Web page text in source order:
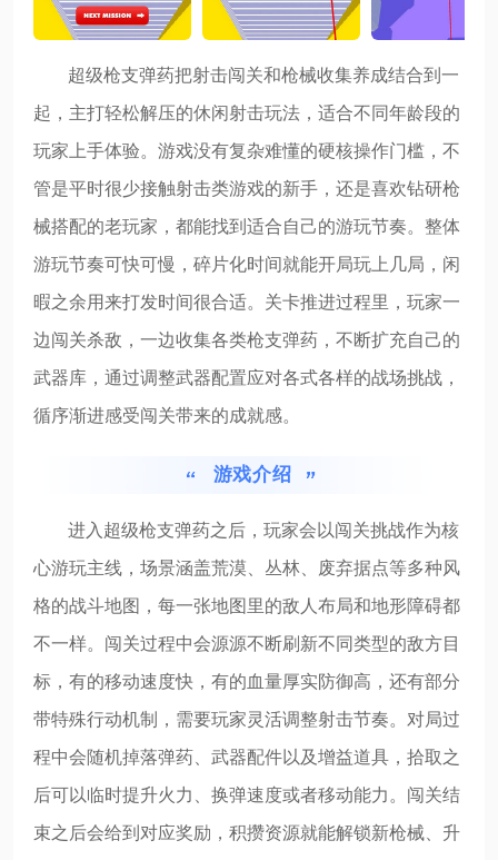
超级枪支弹药把射击闯关和枪械收集养成结合到一
起，主打轻松解压的休闲射击玩法，适合不同年龄段的
玩家上手体验。游戏没有复杂难懂的硬核操作门槛，不
管是平时很少接触射击类游戏的新手，还是喜欢钻研枪
械搭配的老玩家，都能找到适合自己的游玩节奏。整体
游玩节奏可快可慢，碎片化时间就能开局玩上几局，闲
暇之余用来打发时间很合适。关卡推进过程里，玩家一
边闯关杀敌，一边收集各类枪支弹药，不断扩充自己的
武器库，通过调整武器配置应对各式各样的战场挑战，
循序渐进感受闯关带来的成就感。
游戏介绍
进入超级枪支弹药之后，玩家会以闯关挑战作为核
心游玩主线，场景涵盖荒漠、丛林、废弃据点等多种风
格的战斗地图，每一张地图里的敌人布局和地形障碍都
不一样。闯关过程中会源源不断刷新不同类型的敌方目
标，有的移动速度快，有的血量厚实防御高，还有部分
带特殊行动机制，需要玩家灵活调整射击节奏。对局过
程中会随机掉落弹药、武器配件以及增益道具，拾取之
后可以临时提升火力、换弹速度或者移动能力。闯关结
束之后会给到对应奖励，积攒资源就能解锁新枪械、升